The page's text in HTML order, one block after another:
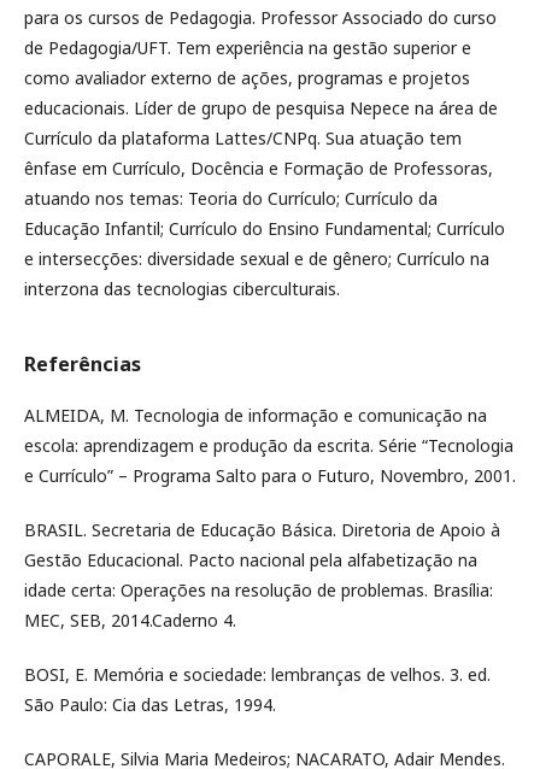
para os cursos de Pedagogia. Professor Associado do curso
de Pedagogia/UFT. Tem experiência na gestão superior e
como avaliador externo de ações, programas e projetos
educacionais. Líder de grupo de pesquisa Nepece na área de
Currículo da plataforma Lattes/CNPq. Sua atuação tem
ênfase em Currículo, Docência e Formação de Professoras,
atuando nos temas: Teoria do Currículo; Currículo da
Educação Infantil; Currículo do Ensino Fundamental; Currículo
e intersecções: diversidade sexual e de gênero; Currículo na
interzona das tecnologias ciberculturais.
Referências
ALMEIDA, M. Tecnologia de informação e comunicação na
escola: aprendizagem e produção da escrita. Série “Tecnologia
e Currículo” – Programa Salto para o Futuro, Novembro, 2001.
BRASIL. Secretaria de Educação Básica. Diretoria de Apoio à
Gestão Educacional. Pacto nacional pela alfabetização na
idade certa: Operações na resolução de problemas. Brasília:
MEC, SEB, 2014.Caderno 4.
BOSI, E. Memória e sociedade: lembranças de velhos. 3. ed.
São Paulo: Cia das Letras, 1994.
CAPORALE, Silvia Maria Medeiros; NACARATO, Adair Mendes.